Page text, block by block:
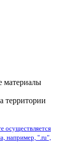
материалы
территории
осуществляется
например, ".ru",